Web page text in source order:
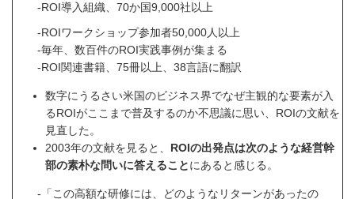
-ROI導入組織、70か国9,000社以上
-ROIワークショップ参加者50,000人以上
-毎年、数百件のROI実践事例が集まる
-ROI関連書籍、75冊以上、38言語に翻訳
数字にうるさい米国のビジネス界でなぜ主観的な要素が入
るROIがここまで普及するのか不思議に思い、ROIの文献を
見直した。
2003年の文献を見ると、 ROIの出発点は次のような経営幹
部の素朴な問いに答えることにあると感じる。
-「この高額な研修には、どのようなリターンがあったの